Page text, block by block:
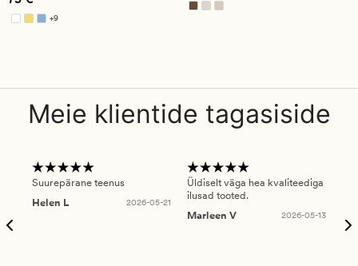
+9
Saadaval rohkemates värvitoonides
Meie klientide tagasiside
Suurepärane teenus
Helen L
2026-05-21
Üldiselt väga hea kvaliteediga
ilusad tooted.
Marleen V
2026-05-13